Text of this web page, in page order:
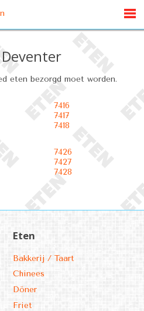
eten bezorgd moet worden.
7416
7417
7418
7426
7427
7428
Eten
Bakkerij / Taart
Chinees
Döner
Friet